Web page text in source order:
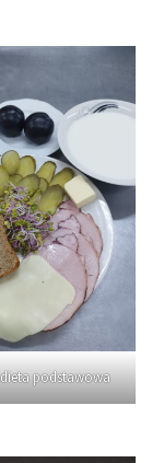
podstawowa